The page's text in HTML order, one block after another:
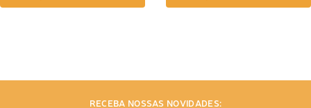
RECEBA NOSSAS NOVIDADES: